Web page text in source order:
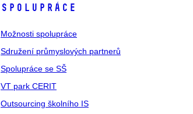
SPOLUPRÁCE
Možnosti spolupráce
Sdružení průmyslových partnerů
Spolupráce se SŠ
VT park CERIT
Outsourcing školního IS